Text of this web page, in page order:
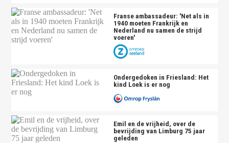
Franse ambassadeur: 'Net als in
1940 moeten Frankrijk en
Nederland nu samen de strijd
voeren'
Ondergedoken in Friesland: Het
kind Loek is er nog
Emil en de vrijheid, over de
bevrijding van Limburg 75 jaar
geleden